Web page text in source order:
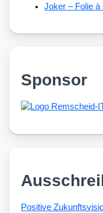
Joker – Folie à
Sponsor
Posi­ti­ve